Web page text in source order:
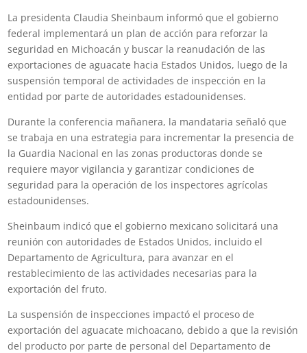
La presidenta Claudia Sheinbaum informó que el gobierno
federal implementará un plan de acción para reforzar la
seguridad en Michoacán y buscar la reanudación de las
exportaciones de aguacate hacia Estados Unidos, luego de la
suspensión temporal de actividades de inspección en la
entidad por parte de autoridades estadounidenses.
Durante la conferencia mañanera, la mandataria señaló que
se trabaja en una estrategia para incrementar la presencia de
la Guardia Nacional en las zonas productoras donde se
requiere mayor vigilancia y garantizar condiciones de
seguridad para la operación de los inspectores agrícolas
estadounidenses.
Sheinbaum indicó que el gobierno mexicano solicitará una
reunión con autoridades de Estados Unidos, incluido el
Departamento de Agricultura, para avanzar en el
restablecimiento de las actividades necesarias para la
exportación del fruto.
La suspensión de inspecciones impactó el proceso de
exportación del aguacate michoacano, debido a que la revisión
del producto por parte de personal del Departamento de